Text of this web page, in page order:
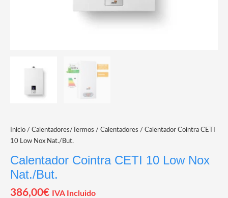
Inicio / Calentadores/Termos / Calentadores / Calentador Cointra CETI
10 Low Nox Nat./But.
Calentador Cointra CETI 10 Low Nox
Nat./But.
386,00€ IVA Incluido